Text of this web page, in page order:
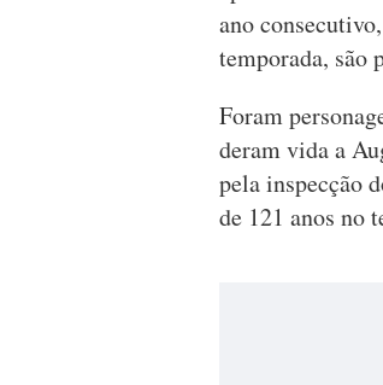
ano
temporada, são
Foram
deram vida a
pela inspecção
de 121 anos no